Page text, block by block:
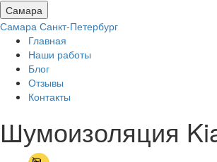
Самара
Самара Санкт-Петербург
Главная
Наши работы
Блог
Отзывы
Контакты
Шумоизоляция